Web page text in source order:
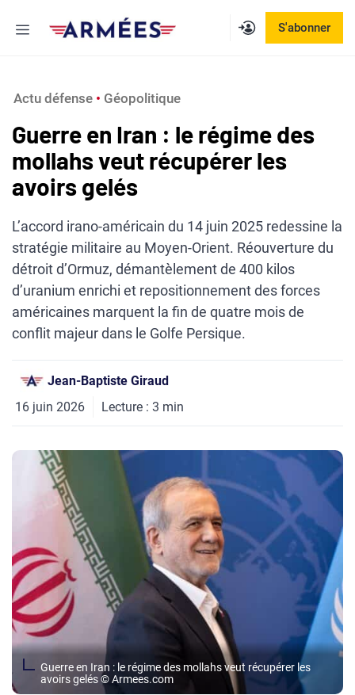
S'abonner
Menu
Actu défense • Géopolitique
Guerre en Iran : le régime des
mollahs veut récupérer les
avoirs gelés
L’accord irano-américain du 14 juin 2025 redessine la
stratégie militaire au Moyen-Orient. Réouverture du
détroit d’Ormuz, démantèlement de 400 kilos
d’uranium enrichi et repositionnement des forces
américaines marquent la fin de quatre mois de
conflit majeur dans le Golfe Persique.
Jean-Baptiste Giraud
16 juin 2026
Lecture : 3 min
Guerre en Iran : le régime des mollahs veut récupérer les
avoirs gelés © Armees.com